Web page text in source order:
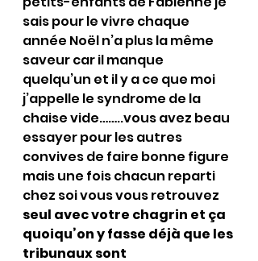
sais pour le vivre chaque
année Noël n’a plus la même
saveur car il manque
quelqu’un et il y a ce que moi
j’appelle le syndrome de la
chaise vide……..vous avez beau
essayer pour les autres
convives de faire bonne figure
mais une fois chacun reparti
chez soi vous vous retrouvez
seul avec votre chagrin et ça
quoiqu’on y fasse déjà que les
tribunaux sont